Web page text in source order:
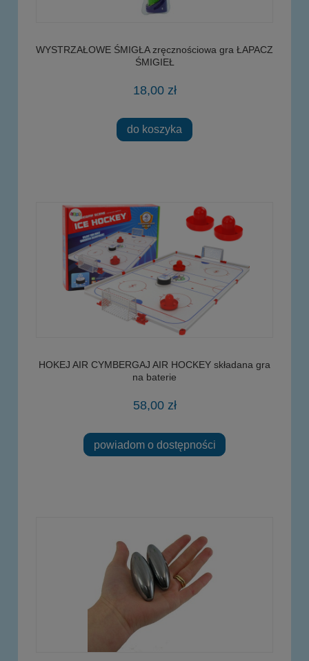
WYSTRZAŁOWE ŚMIGŁA zręcznościowa gra ŁAPACZ
ŚMIGIEŁ
18,00 zł
do koszyka
HOKEJ AIR CYMBERGAJ AIR HOCKEY składana gra
na baterie
58,00 zł
powiadom o dostępności